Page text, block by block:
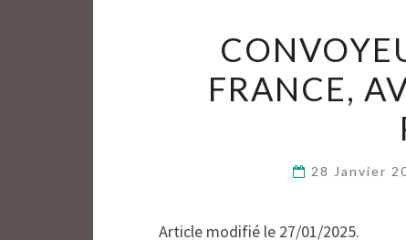
FRANCE,
28 Janvier
Article modifié le 27/01/2025.